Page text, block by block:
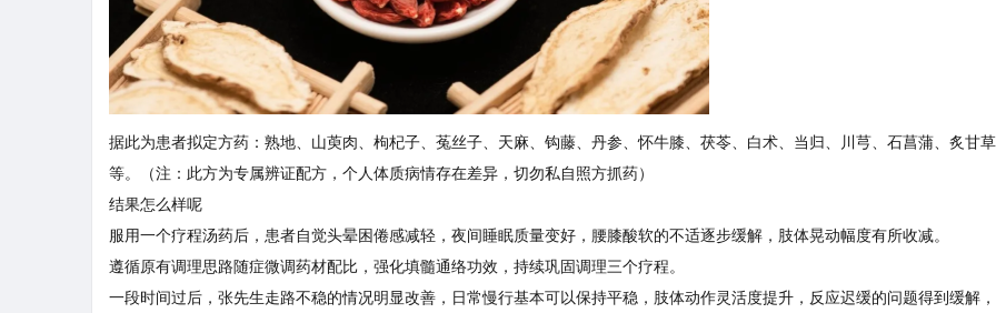
据此为患者拟定方药：熟地、山萸肉、枸杞子、菟丝子、天麻、钩藤、丹参、怀牛膝、茯苓、白术、当归、川芎、石菖蒲、炙甘草
等。（注：此方为专属辨证配方，个人体质病情存在差异，切勿私自照方抓药）
结果怎么样呢
服用一个疗程汤药后，患者自觉头晕困倦感减轻，夜间睡眠质量变好，腰膝酸软的不适逐步缓解，肢体晃动幅度有所收减。
遵循原有调理思路随症微调药材配比，强化填髓通络功效，持续巩固调理三个疗程。
一段时间过后，张先生走路不稳的情况明显改善，日常慢行基本可以保持平稳，肢体动作灵活度提升，反应迟缓的问题得到缓解